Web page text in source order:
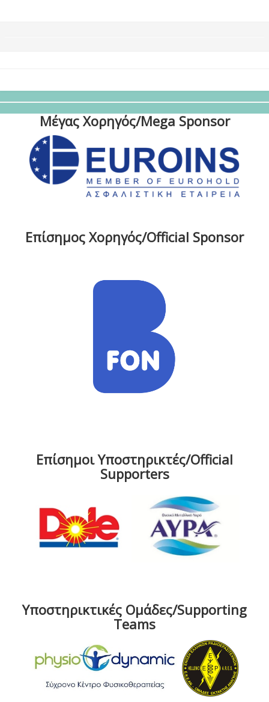
Μέγας Χορηγός/Mega Sponsor
Επίσημος Χορηγός/Official Sponsor
Επίσημοι Υποστηρικτές/Official
Supporters
Υποστηρικτικές Ομάδες/Supporting
Teams